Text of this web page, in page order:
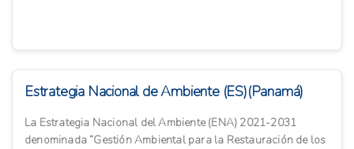
Estrategia Nacional de Ambiente (ES)(Panamá)
La Estrategia Nacional del Ambiente (ENA) 2021-2031
denominada “Gestión Ambiental para la Restauración de los